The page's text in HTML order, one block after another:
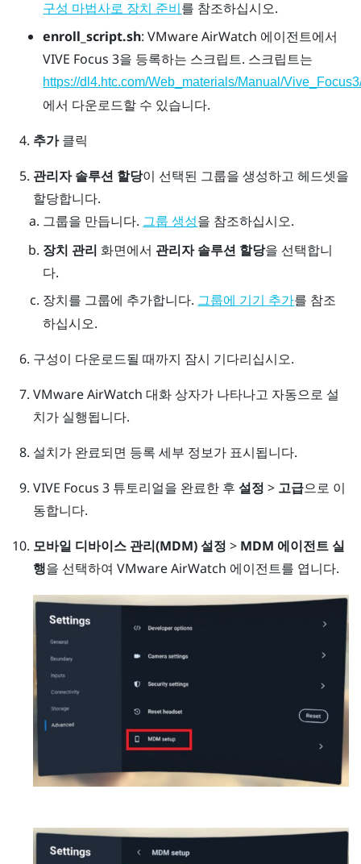
구성 마법사로 장치 준비 를 참조하십시오.
enroll_script.sh:VMware AirWatch 에이전트에서
VIVE Focus 3을 등록하는 스크립트. 스크립트는
https://dl4.htc.com/Web_materials/Manual/
에서 다운로드할 수 있습니다.
추가클릭
관리자 솔루션 할당이 선택된 그룹을 생성하고 헤드셋을
할당합니다.
그룹을 만듭니다. 그룹 생성을 참조하십시오.
장치 관리 화면에서 관리자 솔루션 할당을 선택합니
다.
장치를 그룹에 추가합니다. 그룹에 기기 추가를 참조
하십시오.
구성이 다운로드될 때까지 잠시 기다리십시오.
VMware AirWatch 대화 상자가 나타나고 자동으로 설
치가 실행됩니다.
설치가 완료되면 등록 세부 정보가 표시됩니다.
VIVE Focus 3튜토리얼을 완료한 후 설정 > 고급으로 이
동합니다.
모바일 디바이스 관리(MDM) 설정 > MDM 에이전트 실
행을 선택하여 VMware AirWatch 에이전트를 엽니다.